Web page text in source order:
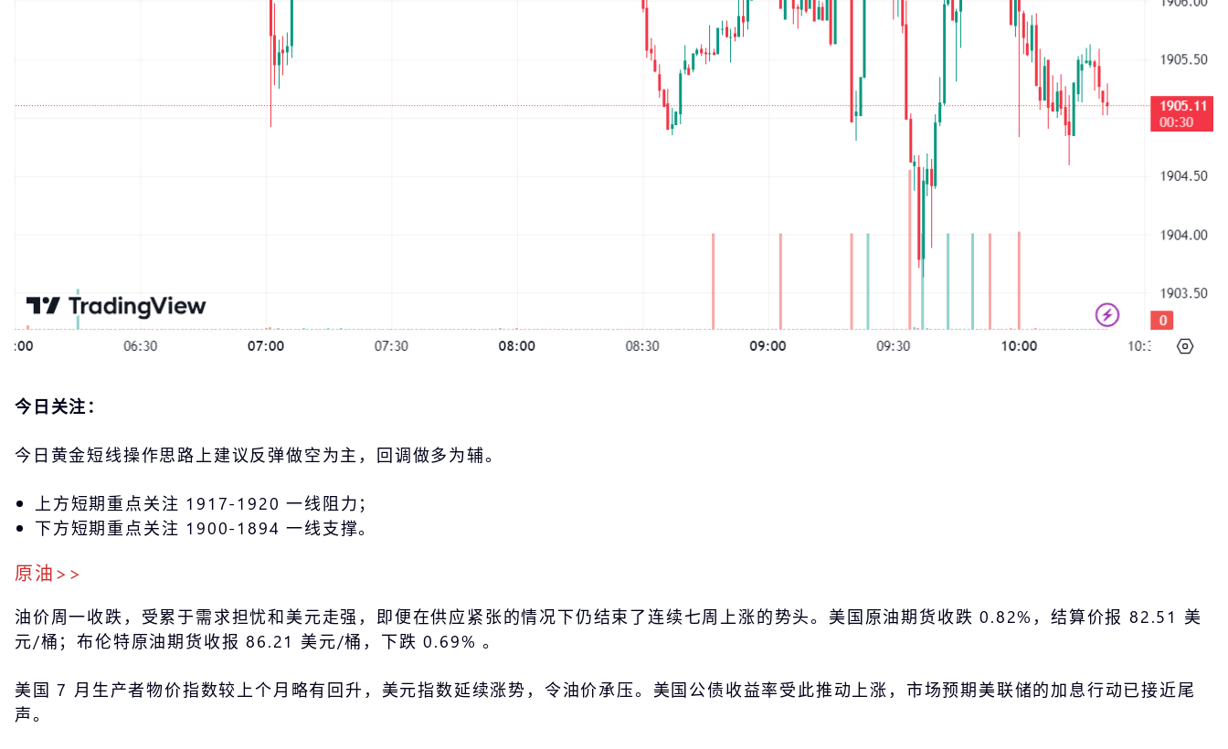
今日关注：
今日黄金短线操作思路上建议反弹做空为主，回调做多为辅。
上方短期重点关注 1917-1920 一线阻力；
下方短期重点关注 1900-1894 一线支撑。
原油>>
油价周一收跌，受累于需求担忧和美元走强，即便在供应紧张的情况下仍结束了连续七周上涨的势头。美国原油期货收跌 0.82%，结算价报 82.51 美
元/桶；布伦特原油期货收报 86.21 美元/桶，下跌 0.69% 。
美国 7 月生产者物价指数较上个月略有回升，美元指数延续涨势，令油价承压。美国公债收益率受此推动上涨，市场预期美联储的加息行动已接近尾
声。